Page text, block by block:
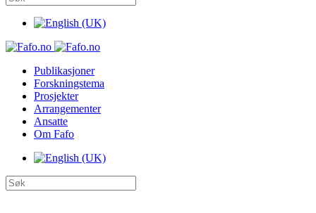
Publikasjoner
Forskningstema
Prosjekter
Arrangementer
Ansatte
Om Fafo